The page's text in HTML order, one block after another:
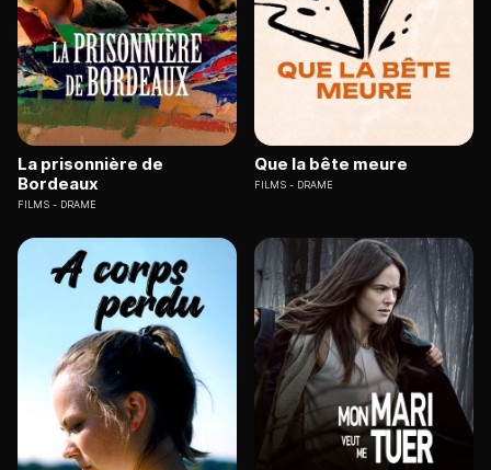
La prisonnière de
Bordeaux
FILMS DRAME
Que la bête meure
FILMS DRAME